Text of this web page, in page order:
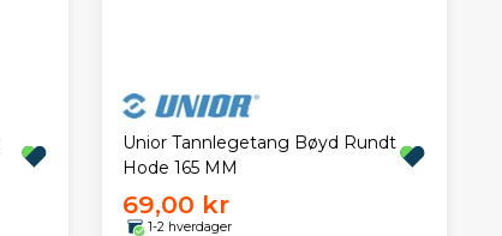
Unior Tannlegetang Bøyd Rundt
Hode 165 MM
69,00 kr
1-2 hverdager